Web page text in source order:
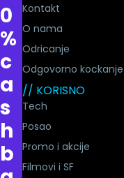
0
%
c
a
s
h
b
Kontakt
O nama
Odricanje
Odgovorno kockanje
// KORISNO
Tech
Posao
Promo i akcije
Filmovi i SF